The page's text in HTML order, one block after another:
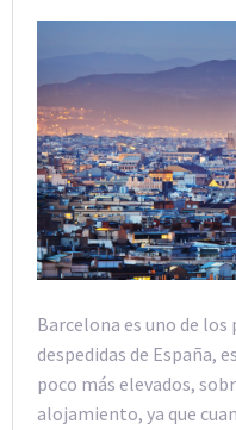
Barcelona es uno de
despedidas de España,
poco más elevados,
alojamiento, ya que